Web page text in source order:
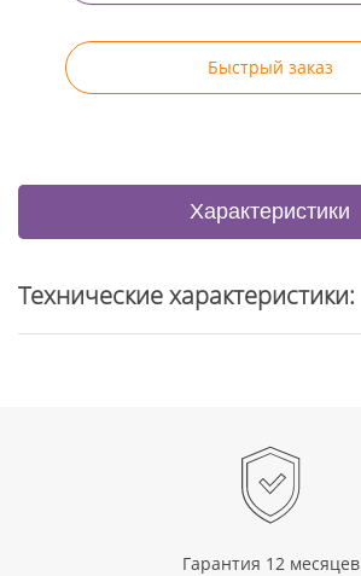
Быстрый заказ
Характеристики
Отзывы
Технические характеристики:
Гарантия 12 месяцев